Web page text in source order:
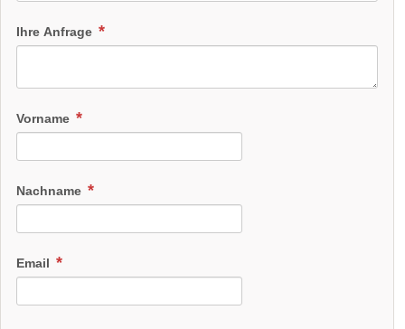
Ihre Anfrage
Vorname
Nachname
Email